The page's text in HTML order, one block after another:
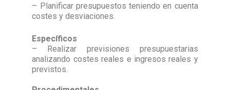
– Planificar presupuestos teniendo en cuenta
costes y desviaciones.
Específicos
– Realizar previsiones presupuestarias
analizando costes reales e ingresos reales y
previstos.